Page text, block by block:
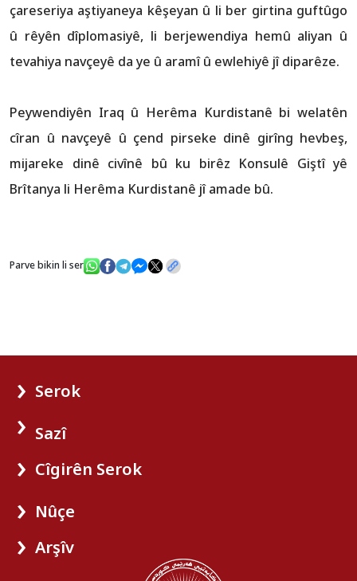
çareseriya aştiyaneya kêşeyan û li ber girtina guftûgo
û rêyên dîplomasiyê, li berjewendiya hemû aliyan û
tevahiya navçeyê da ye û aramî û ewlehiyê jî diparêze.
Peywendiyên Iraq û Herêma Kurdistanê bi welatên
cîran û navçeyê û çend pirseke dinê girîng hevbeş,
mijareke dinê civînê bû ku birêz Konsulê Giştî yê
Brîtanya li Herêma Kurdistanê jî amade bû.
Parve bikin li ser
Serok
Sazî
Cîgirên Serok
Nûçe
Arşîv